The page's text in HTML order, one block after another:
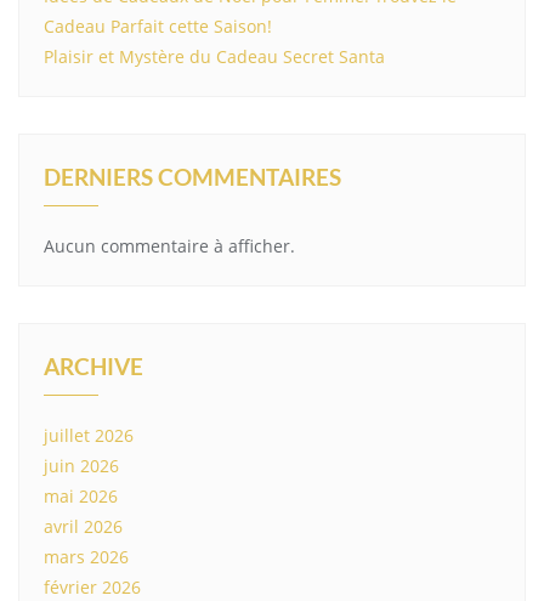
Cadeau Parfait cette Saison!
Plaisir et Mystère du Cadeau Secret Santa
DERNIERS COMMENTAIRES
Aucun commentaire à afficher.
ARCHIVE
juillet 2026
juin 2026
mai 2026
avril 2026
mars 2026
février 2026